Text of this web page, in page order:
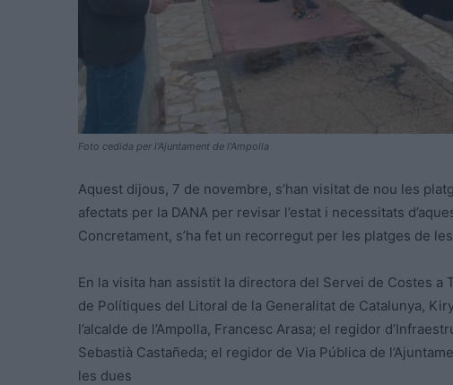
Foto cedida per l'Ajuntament de l'Ampolla
Aquest dijous, 7 de novembre, s’han visitat de nou les
afectats per la DANA per revisar l’estat i necessitats
Concretament, s’ha fet un recorregut per les platges de
En la visita han assistit la directora del Servei de Costes a
de Polítiques del Litoral de la Generalitat de Catalunya,
l’alcalde de l’Ampolla, Francesc Arasa; el regidor
Sebastià Castañeda; el regidor de Via Pública de
les dues